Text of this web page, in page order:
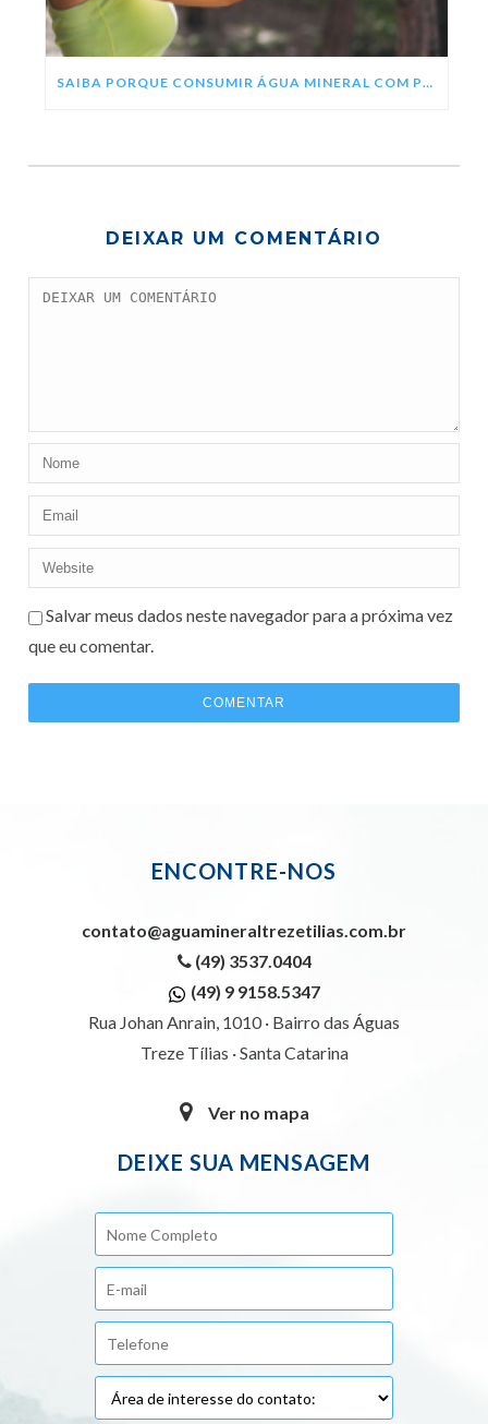
SAIBA PORQUE CONSUMIR ÁGUA MINERAL COM PH ALCALINO
DEIXAR UM COMENTÁRIO
Salvar meus dados neste navegador para a próxima vez
que eu comentar.
ENCONTRE-NOS
contato@aguamineraltrezetilias.com.br
(49) 3537.0404
(49) 9 9158.5347
Rua Johan Anrain, 1010 · Bairro das Águas
Treze Tílias · Santa Catarina
Ver no mapa
DEIXE SUA MENSAGEM